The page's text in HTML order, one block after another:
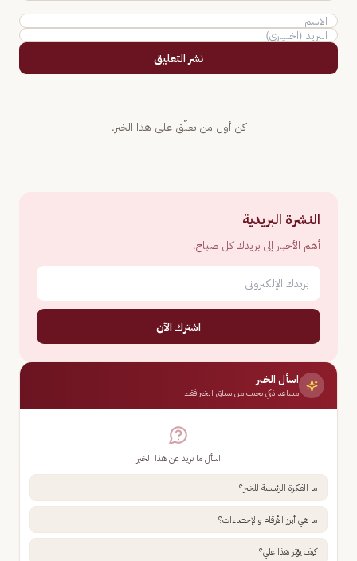
نشر التعليق
كن أول من يعلّق على هذا الخبر.
النشرة البريدية
أهم الأخبار إلى بريدك كل صباح.
اشترك الآن
اسأل الخبر
مساعد ذكي يجيب من سياق الخبر فقط
اسأل ما تريد عن هذا الخبر
ما الفكرة الرئيسية للخبر؟
ما هي أبرز الأرقام والإحصاءات؟
كيف يؤثر هذا علي؟